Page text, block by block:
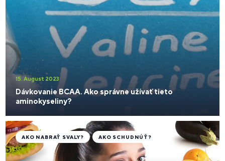
15. August 2023
Dávkovanie BCAA. Ako správne užívať tieto
aminokyseliny?
AKO NABRAŤ SVALY? AKO SCHUDNÚŤ?